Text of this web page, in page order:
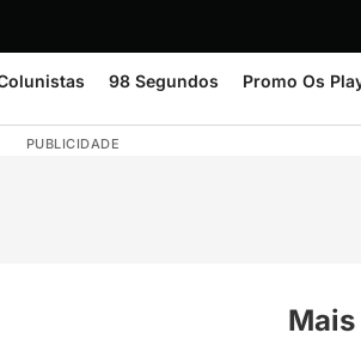
98 Segundos Promo Os
PUBLICIDADE
Mais